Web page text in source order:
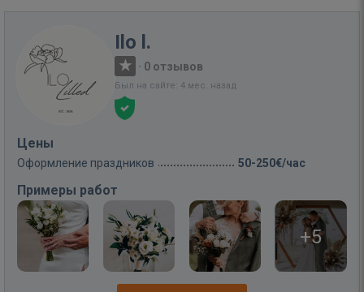
Ilo l.
· 0 отзывов
Был на сайте: 4 мес. назад
Цены
Оформление праздников 50-250€/час
Примеры работ
+5